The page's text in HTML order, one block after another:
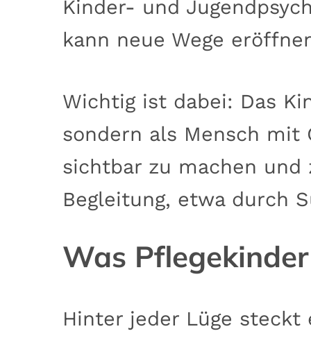
Kinder- und
kann neue Wege
Wichtig ist dabei: Das
sondern als Mensch mit
sichtbar zu machen
Begleitung, etwa durch
Was
Hinter jeder Lüge steckt